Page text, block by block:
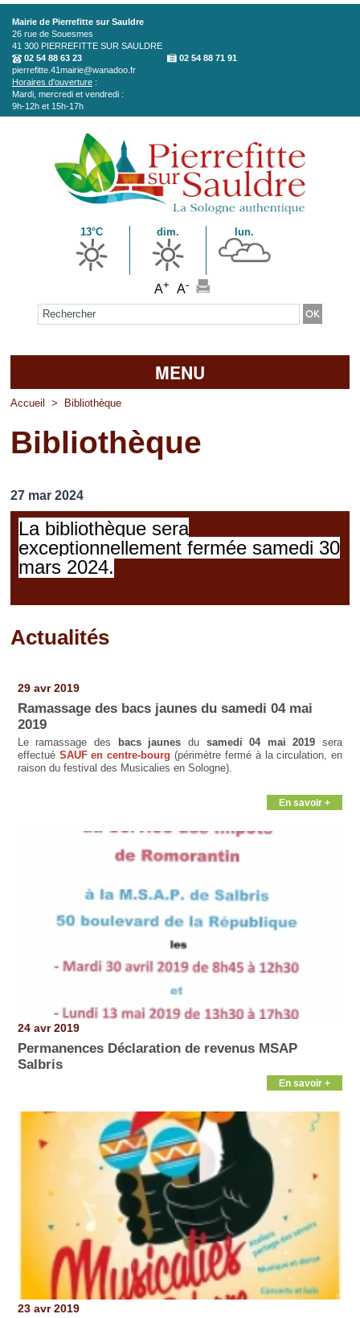
Aller au contenu principal
Mairie de Pierrefitte sur Sauldre
26 rue de Souesmes
41 300 PIERREFITTE SUR SAULDRE
02 54 88 63 23
02 54 88 71 91
pierrefitte.41mairie@wanadoo.fr
Horaires d'ouverture :
Mardi, mercredi et vendredi :
9h-12h et 15h-17h
13°C dim. lun.
A+ A-
Formulaire de recherche
MENU
Accueil
La mairie
Vie pratique
Vos professionnels
Loisirs
Accueil > Bibliothèque
Bibliothèque
27 mar 2024
La bibliothèque sera
exceptionnellement fermée samedi 30
mars 2024.
Actualités
29 avr 2019
Ramassage des bacs jaunes du samedi 04 mai
2019
Le ramassage des bacs jaunes du samedi 04 mai 2019 sera
effectué SAUF en centre-bourg(périmètre fermé à la circulation, en
raison du festival des Musicalies en Sologne).
En savoir +
24 avr 2019
Permanences Déclaration de revenus MSAP
Salbris
En savoir +
23 avr 2019
Pages